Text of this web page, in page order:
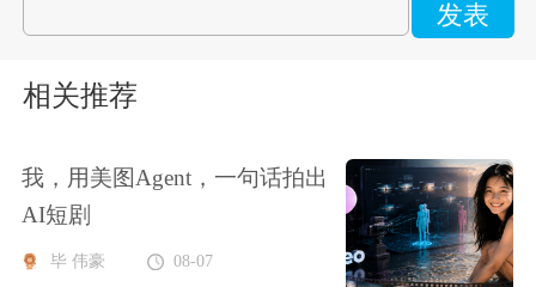
发表
相关推荐
我，用美图Agent，一句话拍出
AI短剧
毕 伟豪 08-07